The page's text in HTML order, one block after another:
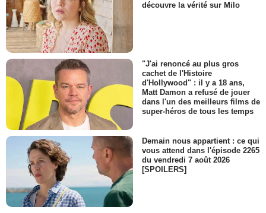
découvre la vérité sur Milo
"J'ai renoncé au plus gros
cachet de l'Histoire
d'Hollywood" : il y a 18 ans,
Matt Damon a refusé de jouer
dans l'un des meilleurs films de
super-héros de tous les temps
Demain nous appartient : ce qui
vous attend dans l'épisode 2265
du vendredi 7 août 2026
[SPOILERS]